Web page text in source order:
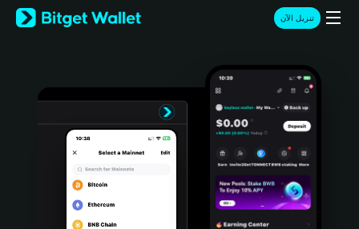
English
日本語
Türkçe
Português (Portugal)
تنزيل الآن